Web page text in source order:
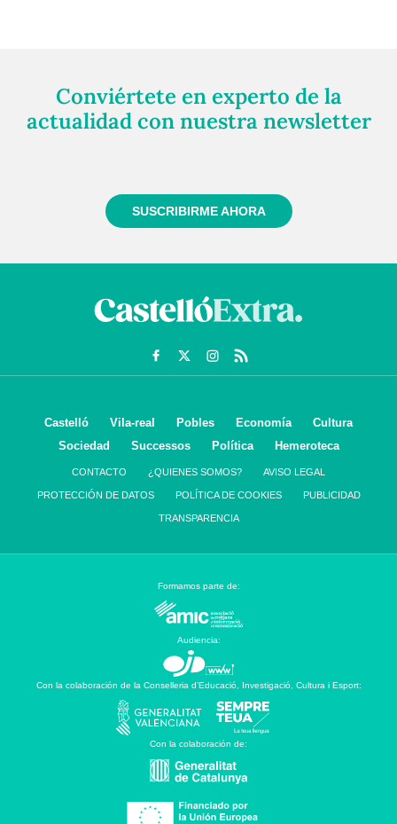
Conviértete en experto de la
actualidad con nuestra newsletter
SUSCRIBIRME AHORA
Castelló Vila-real Pobles Economía
Cultura
Sociedad
Successos Política Hemeroteca
CONTACTO ¿QUIENES SOMOS? AVISO LEGAL
PROTECCIÓN DE DATOS POLÍTICA DE COOKIES PUBLICIDAD
TRANSPARENCIA
Formamos parte de:
Audiencia:
Con la colaboración de la Conselleria d’Educació, Investigació, Cultura i Esport:
Con la colaboración de: